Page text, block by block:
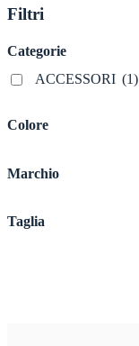
Filtri
Categorie
ACCESSORI (1)
Colore
Marchio
Taglia